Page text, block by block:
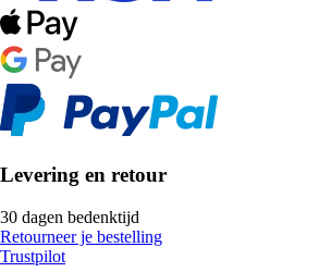
Levering en retour
30 dagen bedenktijd
Retourneer je bestelling
Trustpilot